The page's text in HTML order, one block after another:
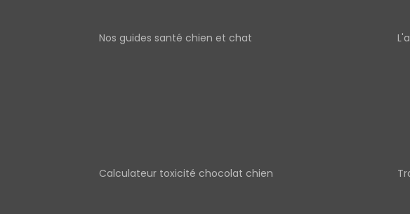
Nos guides santé chien et chat
Calculateur toxicité chocolat chien